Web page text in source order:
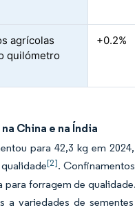
agrícolas
quilómetro
+0.2%
China e na Índia
para 42,3 kg em
[2].
forragem de
a variedades de